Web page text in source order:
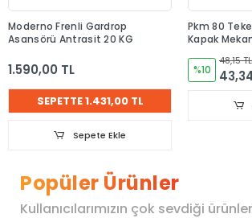
Moderno Frenli Gardrop
Asansörü Antrasit 20 KG
1.590,00 TL
SEPETTE 1.431,00 TL
Sepete Ekle
Pkm 80
Kapak
%10
48,15 TL
Popüler Ürünler
Kullanıcılarımızın çok sevdiği